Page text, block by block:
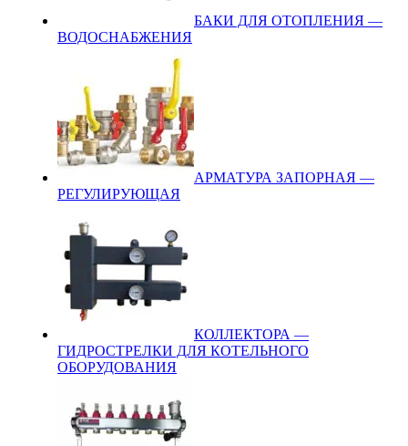
БАКИ ДЛЯ ОТОПЛЕНИЯ —
ВОДОСНАБЖЕНИЯ
АРМАТУРА ЗАПОРНАЯ —
РЕГУЛИРУЮЩАЯ
КОЛЛЕКТОРА —
ГИДРОСТРЕЛКИ ДЛЯ КОТЕЛЬНОГО
ОБОРУДОВАНИЯ